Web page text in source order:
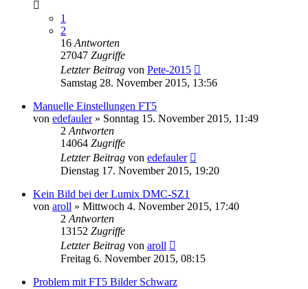
1
2
16 Antworten
27047 Zugriffe
Letzter Beitrag von Pete-2015
Samstag 28. November 2015, 13:56
Manuelle Einstellungen FT5
von edefauler» Sonntag 15. November 2015, 11:49
2 Antworten
14064 Zugriffe
Letzter Beitrag von edefauler
Dienstag 17. November 2015, 19:20
Kein Bild bei der Lumix DMC-SZ1
von aroll » Mittwoch 4. November 2015, 17:40
2 Antworten
13152 Zugriffe
Letzter Beitrag von aroll
Freitag 6. November 2015, 08:15
Problem mit FT5 Bilder Schwarz